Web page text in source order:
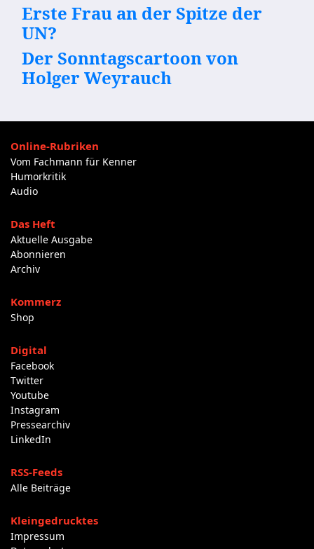
Erste Frau an der Spitze der
UN?
Der Sonntagscartoon von
Holger Weyrauch
Online-Rubriken
Vom Fachmann für Kenner
Humorkritik
Audio
Das Heft
Aktuelle Ausgabe
Abonnieren
Archiv
Kommerz
Shop
Digital
Facebook
Twitter
Youtube
Instagram
Pressearchiv
LinkedIn
RSS-Feeds
Alle Beiträge
Kleingedrucktes
Impressum